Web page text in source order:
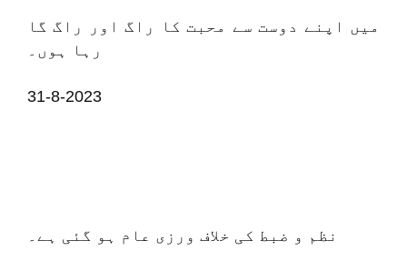
میں اپنے دوست سے محبت کا راگ اور راگ گا
رہا ہوں۔
31-8-2023
نظم و ضبط کی خلاف ورزی عام ہو گئی ہے۔